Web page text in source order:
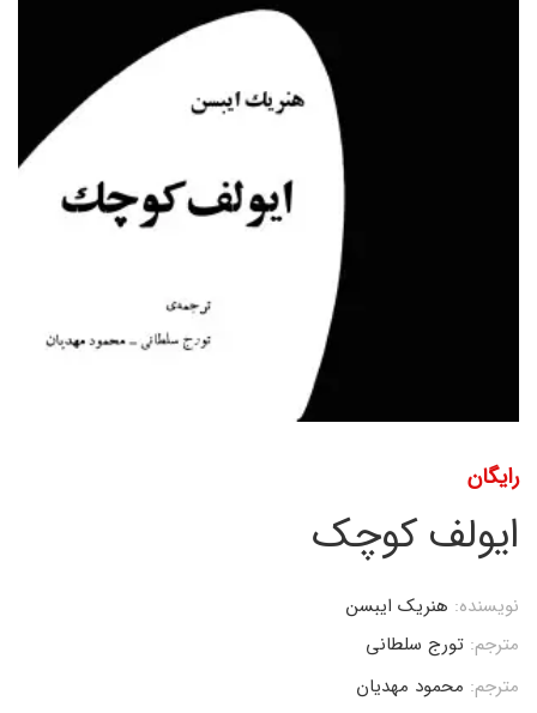
رایگان
ایولف کوچک
نویسنده: هنریک ایبسن
مترجم: تورج سلطانی
مترجم: محمود مهدیان